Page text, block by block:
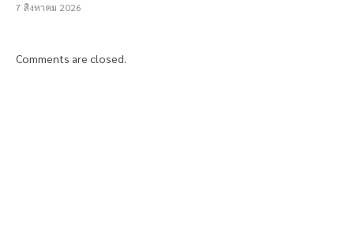
7 สิงหาคม 2026
Comments are closed.